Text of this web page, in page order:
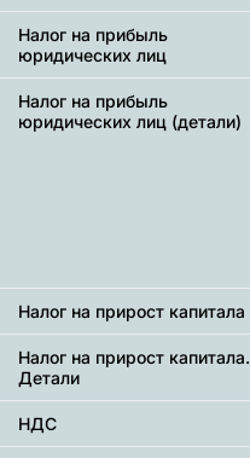
Налог на прибыль
юридических лиц
Налог на прибыль
юридических лиц (детали)
Налог на прирост капитала
Налог на прирост капитала.
Детали
НДС